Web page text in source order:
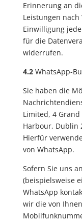
Erinnerung an
Leistungen
Einwilligung
für die
widerrufen.
4.2WhatsApp-
Sie haben die
Limited, 4 Grand
Harbour, Dublin
Hierfür
von WhatsApp.
Sofern Sie uns
(beispielsweise
WhatsApp
wir die von